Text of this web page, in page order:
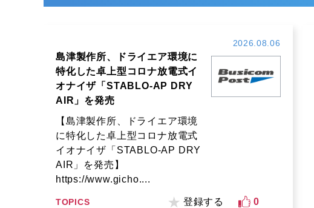
2026.08.06
島津製作所、ドライエア環境に
特化した卓上型コロナ放電式イ
オナイザ「STABLO-AP DRY
AIR」を発売
【島津製作所、ドライエア環境
に特化した卓上型コロナ放電式
イオナイザ「STABLO-AP DRY
AIR」を発売】
https://www.gicho....
TOPICS 登録する 0